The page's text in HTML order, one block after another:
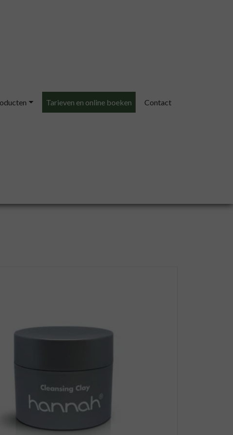
Tarieven en online boeken Contact